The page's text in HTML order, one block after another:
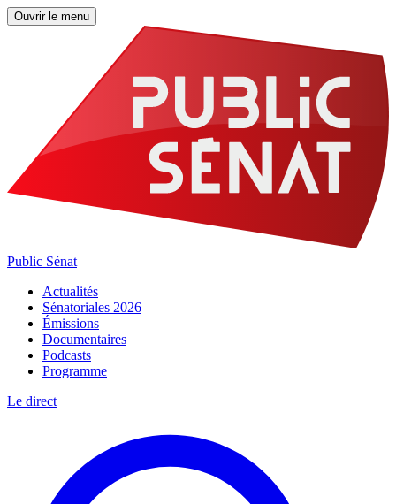
Ouvrir le menu
Public Sénat
Actualités
Sénatoriales 2026
Émissions
Documentaires
Podcasts
Programme
Le direct